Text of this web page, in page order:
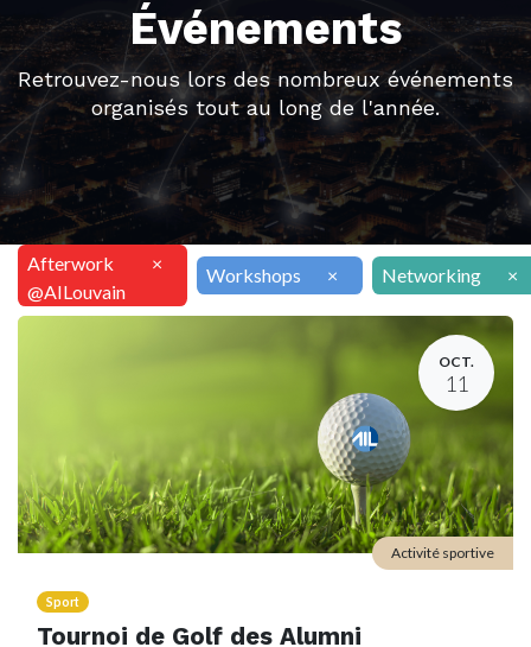
Événements
Retrouvez-nous lors des nombreux événements
organisés tout au long de l'année.
Afterwork
@AILouvain
×
Workshops × Networking ×
OCT.
11
Sport
Tournoi de Golf des Alumni
Activité sportive